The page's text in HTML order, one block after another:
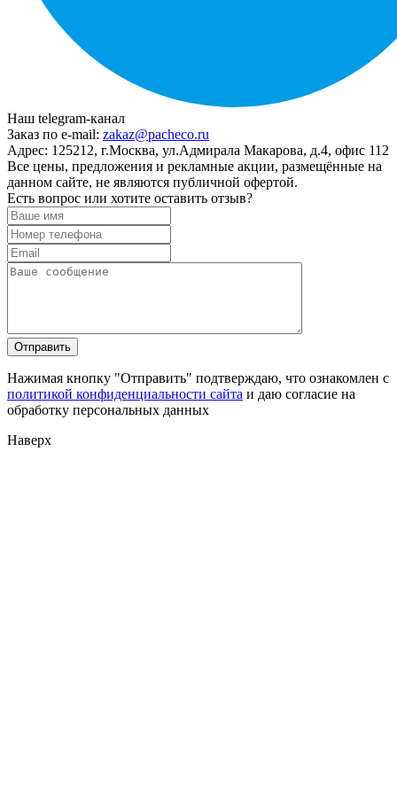
Наш telegram-канал
Заказ по e-mail: zakaz@pacheco.ru
Адрес: 125212, г.Москва, ул.Адмирала Макарова, д.4, офис 112
Все цены, предложения и рекламные акции, размещённые на
данном сайте, не являются публичной офертой.
Есть вопрос или хотите оставить отзыв?
Нажимая кнопку "Отправить" подтверждаю, что ознакомлен с
политикой конфиденциальности сайта и даю согласие на
обработку персональных данных
Наверх